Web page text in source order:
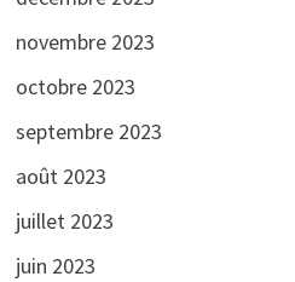
novembre 2023
octobre 2023
septembre 2023
août 2023
juillet 2023
juin 2023